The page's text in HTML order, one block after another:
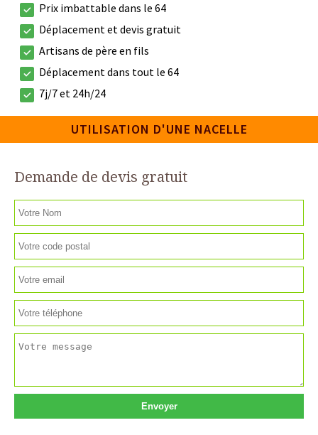
Prix imbattable dans le 64
Déplacement et devis gratuit
Artisans de père en fils
Déplacement dans tout le 64
7j/7 et 24h/24
UTILISATION D'UNE NACELLE
Demande de devis gratuit